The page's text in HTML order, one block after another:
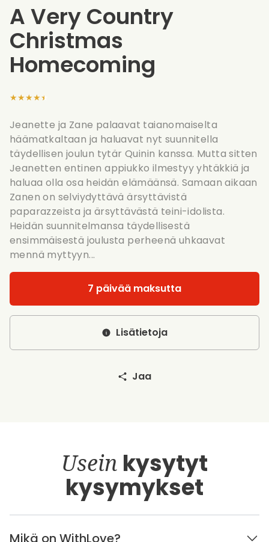
A Very Country
Christmas
Homecoming
★★★★★
Jeanette ja Zane palaavat taianomaiselta
häämatkaltaan ja haluavat nyt suunnitella
täydellisen joulun tytär Quinin kanssa. Mutta sitten
Jeanetten entinen appiukko ilmestyy yhtäkkiä ja
haluaa olla osa heidän elämäänsä. Samaan aikaan
Zanen on selviydyttävä ärsyttävistä
paparazzeista ja ärsyttävästä teini-idolista.
Heidän suunnitelmansa täydellisestä
ensimmäisestä joulusta perheenä uhkaavat
mennä myttyyn...
7 päivää maksutta
Lisätietoja
Jaa
Usein kysytyt
kysymykset
Mikä on WithLove?